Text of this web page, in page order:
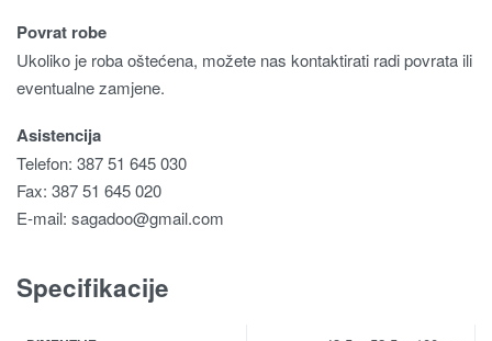
Povrat robe
Ukoliko je roba oštećena, možete nas kontaktirati radi povrata ili
eventualne zamjene.
Asistencija
Telefon: 387 51 645 030
Fax: 387 51 645 020
E-mail: sagadoo@gmail.com
Specifikacije